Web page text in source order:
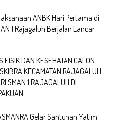
ANBK Hari Pertama di
1 Rajagaluh Berjalan Lancar
FISIK DAN KESEHATAN CALON
KECAMATAN RAJAGALUH
SMAN 1 RAJAGALUH DI
Gelar Santunan Yatim